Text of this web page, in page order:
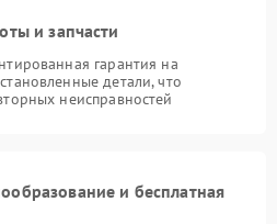
и запчасти
гарантия на
детали, что
неисправностей
и бесплатная